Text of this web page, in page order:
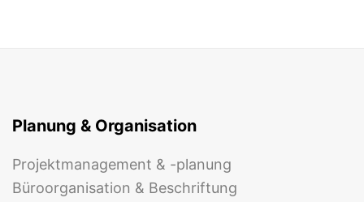
Planung & Organisation
Projektmanagement & -planung
Büroorganisation & Beschriftung